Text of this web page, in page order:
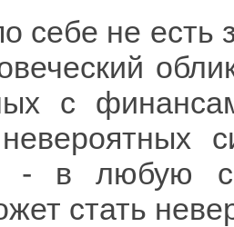
себе не
с
- в любую
стать